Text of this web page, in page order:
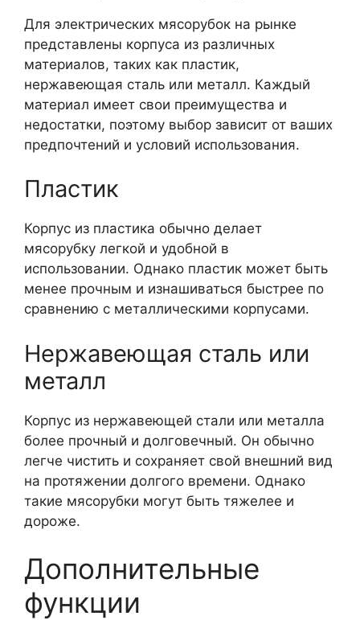
Для электрических мясорубок на рынке
представлены корпуса из различных
материалов, таких как пластик,
нержавеющая сталь или металл. Каждый
материал имеет свои преимущества и
недостатки, поэтому выбор зависит от ваших
предпочтений и условий использования.
Пластик
Корпус из пластика обычно делает
мясорубку легкой и удобной в
использовании. Однако пластик может быть
менее прочным и изнашиваться быстрее по
сравнению с металлическими корпусами.
Нержавеющая сталь или
металл
Корпус из нержавеющей стали или металла
более прочный и долговечный. Он обычно
легче чистить и сохраняет свой внешний вид
на протяжении долгого времени. Однако
такие мясорубки могут быть тяжелее и
дороже.
Дополнительные
функции